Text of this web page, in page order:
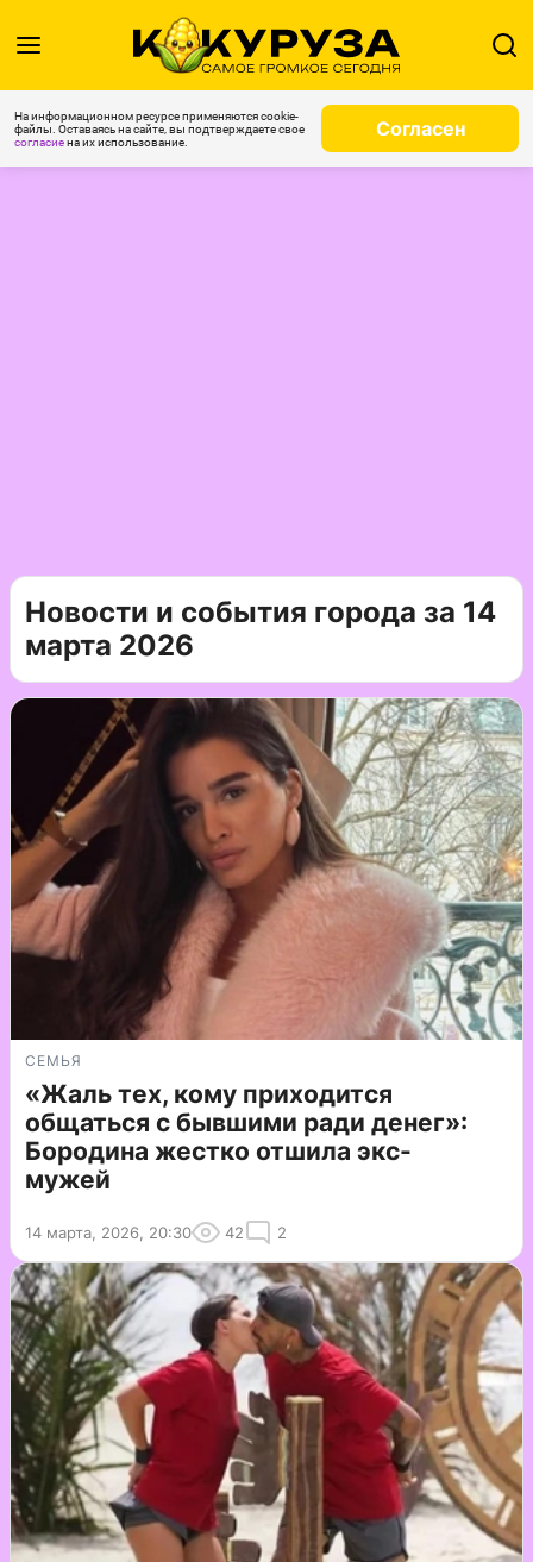
На информационном ресурсе применяются cookie-
файлы. Оставаясь на сайте, вы подтверждаете свое
согласиена их использование.
Согласен
Новости и события города за 14
марта 2026
СЕМЬЯ
«Жаль тех, кому приходится
общаться с бывшими ради денег»:
Бородина жестко отшила экс-
мужей
14 марта, 2026, 20:30 42 2